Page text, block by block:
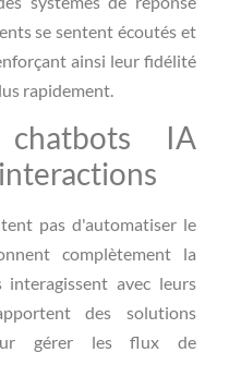
se sentent écoutés et
ainsi leur fidélité
rapidement.
IA
pas d'automatiser le
complètement la
avec leurs
des solutions
gérer les flux de